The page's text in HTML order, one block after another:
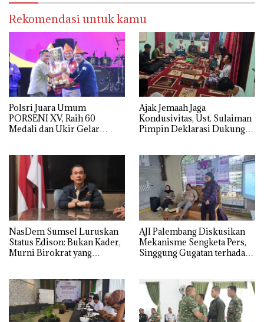
Rekomendasi untuk kamu
Polsri Juara Umum
PORSENI XV, Raih 60
Medali dan Ukir Gelar
Ajak Jemaah Jaga
Kondusivitas, Ust. Sulaiman
Pimpin Deklarasi Dukung
NasDem Sumsel Luruskan
Status Edison: Bukan Kader,
Murni Birokrat yang
AJI Palembang Diskusikan
Mekanisme Sengketa Pers,
Singgung Gugatan terhadap